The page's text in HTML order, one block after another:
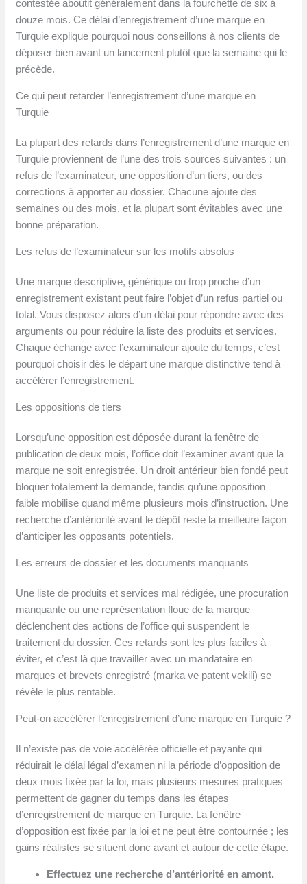
contestée aboutit généralement dans la fourchette de six à
douze mois. Ce délai d’enregistrement d’une marque en
Turquie explique pourquoi nous conseillons à nos clients de
déposer bien avant un lancement plutôt que la semaine qui le
précède.
Ce qui peut retarder l’enregistrement d’une marque en
Turquie
La plupart des retards dans l’enregistrement d’une marque en
Turquie proviennent de l’une des trois sources suivantes : un
refus de l’examinateur, une opposition d’un tiers, ou des
corrections à apporter au dossier. Chacune ajoute des
semaines ou des mois, et la plupart sont évitables avec une
bonne préparation.
Les refus de l’examinateur sur les motifs absolus
Une marque descriptive, générique ou trop proche d’un
enregistrement existant peut faire l’objet d’un refus partiel ou
total. Vous disposez alors d’un délai pour répondre avec des
arguments ou pour réduire la liste des produits et services.
Chaque échange avec l’examinateur ajoute du temps, c’est
pourquoi choisir dès le départ une marque distinctive tend à
accélérer l’enregistrement.
Les oppositions de tiers
Lorsqu’une opposition est déposée durant la fenêtre de
publication de deux mois, l’office doit l’examiner avant que la
marque ne soit enregistrée. Un droit antérieur bien fondé peut
bloquer totalement la demande, tandis qu’une opposition
faible mobilise quand même plusieurs mois d’instruction. Une
recherche d’antériorité avant le dépôt reste la meilleure façon
d’anticiper les opposants potentiels.
Les erreurs de dossier et les documents manquants
Une liste de produits et services mal rédigée, une procuration
manquante ou une représentation floue de la marque
déclenchent des actions de l’office qui suspendent le
traitement du dossier. Ces retards sont les plus faciles à
éviter, et c’est là que travailler avec un mandataire en
marques et brevets enregistré (marka ve patent vekili) se
révèle le plus rentable.
Peut-on accélérer l’enregistrement d’une marque en Turquie ?
Il n’existe pas de voie accélérée officielle et payante qui
réduirait le délai légal d’examen ni la période d’opposition de
deux mois fixée par la loi, mais plusieurs mesures pratiques
permettent de gagner du temps dans les étapes
d’enregistrement de marque en Turquie. La fenêtre
d’opposition est fixée par la loi et ne peut être contournée ; les
gains réalistes se situent donc avant et autour de cette étape.
Effectuez une recherche d’antériorité en amont.